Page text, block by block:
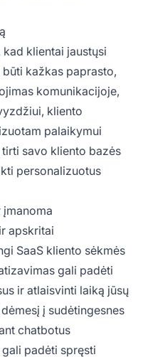
klientai jaustųsi
kažkas paprasto,
komunikacijoje,
kliento
palaikymui
savo kliento bazės
personalizuotus
apskritai
SaaS kliento sėkmės
gali padėti
ir atlaisvinti laiką jūsų
į sudėtingesnes
chatbotus
padėti spręsti